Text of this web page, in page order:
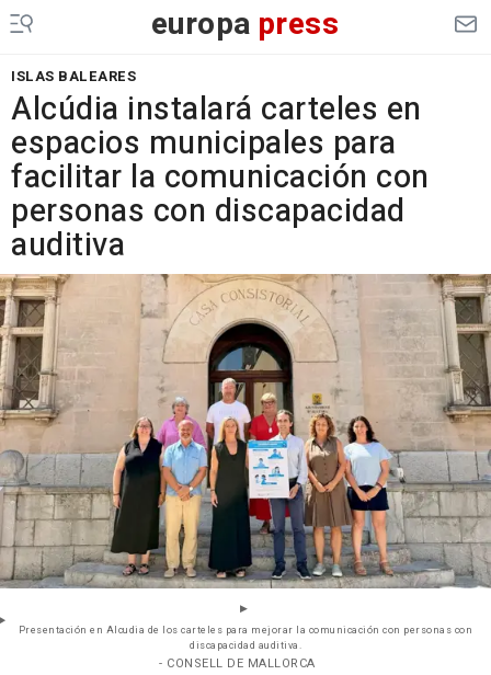
europa press
ISLAS BALEARES
Alcúdia instalará carteles en
espacios municipales para
facilitar la comunicación con
personas con discapacidad
auditiva
Presentación en Alcudia de los carteles para mejorar la comunicación con personas con
discapacidad auditiva.
- CONSELL DE MALLORCA